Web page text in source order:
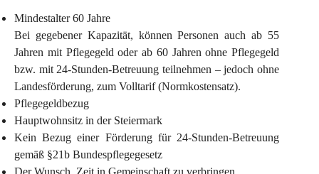
Mindestalter 60 Jahre
Bei gegebener Kapazität, können Personen auch ab 55
Jahren mit Pflegegeld oder ab 60 Jahren ohne Pflegegeld
bzw. mit 24-Stunden-Betreuung teilnehmen – jedoch ohne
Landesförderung, zum Volltarif (Normkostensatz).
Pflegegeldbezug
Hauptwohnsitz in der Steiermark
Kein Bezug einer Förderung für 24-Stunden-Betreuung
gemäß §21b Bundespflegegesetz
Der Wunsch, Zeit in Gemeinschaft zu verbringen